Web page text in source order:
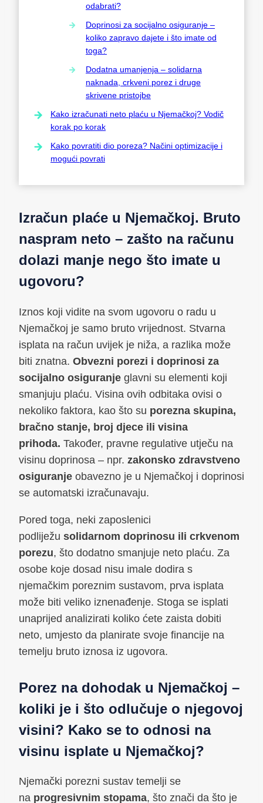
odabrati?
Doprinosi za socijalno osiguranje –
koliko zapravo dajete i što imate od
toga?
Dodatna umanjenja – solidarna
naknada, crkveni porez i druge
skrivene pristojbe
Kako izračunati neto plaću u Njemačkoj? Vodič
korak po korak
Kako povratiti dio poreza? Načini optimizacije i
mogući povrati
Izračun plaće u Njemačkoj. Bruto
naspram neto – zašto na računu
dolazi manje nego što imate u
ugovoru?
Iznos koji vidite na svom ugovoru o radu u
Njemačkoj je samo bruto vrijednost. Stvarna
isplata na račun uvijek je niža, a razlika može
biti znatna. Obvezni porezi i doprinosi za
socijalno osiguranje glavni su elementi koji
smanjuju plaću. Visina ovih odbitaka ovisi o
nekoliko faktora, kao što su porezna skupina,
bračno stanje, broj djece ili visina
prihoda. Također, pravne regulative utječu na
visinu doprinosa – npr. zakonsko zdravstveno
osiguranje obavezno je u Njemačkoj i doprinosi
se automatski izračunavaju.
Pored toga, neki zaposlenici
podliježu solidarnom doprinosu ili crkvenom
porezu, što dodatno smanjuje neto plaću. Za
osobe koje dosad nisu imale dodira s
njemačkim poreznim sustavom, prva isplata
može biti veliko iznenađenje. Stoga se isplati
unaprijed analizirati koliko ćete zaista dobiti
neto, umjesto da planirate svoje financije na
temelju bruto iznosa iz ugovora.
Porez na dohodak u Njemačkoj –
koliki je i što odlučuje o njegovoj
visini? Kako se to odnosi na
visinu isplate u Njemačkoj?
Njemački porezni sustav temelji se
na progresivnim stopama, što znači da što je